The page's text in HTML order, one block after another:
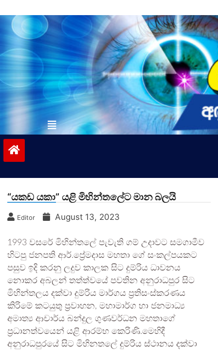
to
contentvinivida.lk
“යකඩ යකා” යළි මිහින්තලේට මාන බලයි
Editor August 13, 2023
1993 වසරේ මිහින්තලේ පැවැති ගම් උදාවට සමගාමීව
හිටපු ජනපති ආර්.ප්‍රේමදාස මහතා ගේ සංකල්පයකට
පසුව ඉදි කරනු ලදුව කාලක සිට දුම්රිය ධාවනය
නොකර අබලන් තත්ත්වයේ පවතින අනුරාධපුර සිට
මිහින්තලය දක්වා දුම්රිය මාර්ගය ප්‍රතිසංස්කරණය
කිරිමේ කටයුතු ප්‍රවාහන, මහාමාර්ග හා ජනමාධ්‍ය
අමාත්‍ය ආචාර්ය බන්දුල ගුණවර්ධන මහතාගේ
ප්‍රධානත්වයෙන් යළි ආරම්භ කෙරිණි.මෙහිදී
අනුරාධපුරයේ සිට මිහිනතලේ දුම්රිය ස්ථානය දක්වා